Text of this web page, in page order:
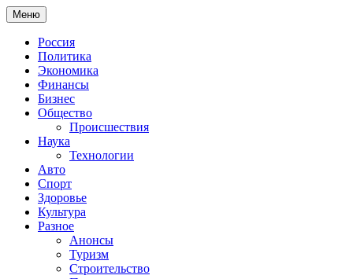
Меню
Россия
Политика
Экономика
Финансы
Бизнес
Общество
Происшествия
Наука
Технологии
Авто
Спорт
Здоровье
Культура
Разное
Анонсы
Туризм
Строительство